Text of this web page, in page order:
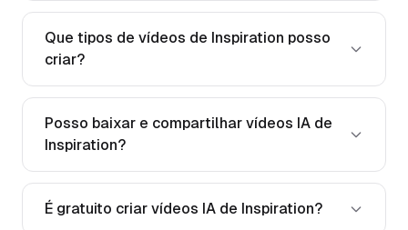
Que tipos de vídeos de Inspiration posso
criar?
Posso baixar e compartilhar vídeos IA de
Inspiration?
É gratuito criar vídeos IA de Inspiration?